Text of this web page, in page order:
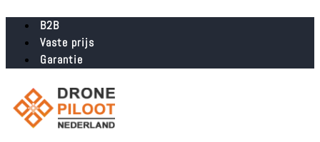
B2B
Vaste prijs
Garantie